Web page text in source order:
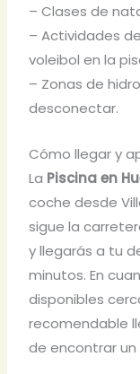
– Clases de
– Actividades
voleibol en la
– Zonas de
desconectar.
Cómo llegar y
La Piscina en
coche desde
sigue la
y llegarás a tu
minutos. En
disponibles
recomendable
de encontrar un